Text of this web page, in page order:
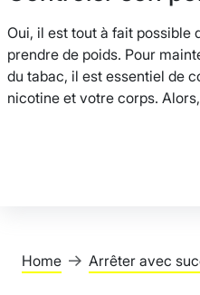
Oui, il est tout à fait possible
prendre de poids. Pour
du tabac, il est essentiel de
nicotine et votre corps.
Home Arrêter avec